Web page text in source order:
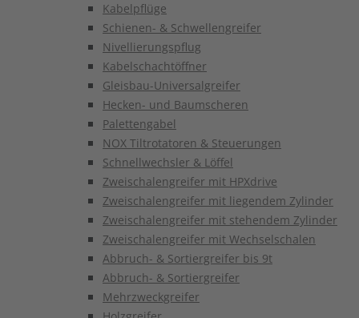
Kabelpflüge
Schienen- & Schwellengreifer
Nivellierungspflug
Kabelschachtöffner
Gleisbau-Universalgreifer
Hecken- und Baumscheren
Palettengabel
NOX Tiltrotatoren & Steuerungen
Schnellwechsler & Löffel
Zweischalengreifer mit HPXdrive
Zweischalengreifer mit liegendem Zylinder
Zweischalengreifer mit stehendem Zylinder
Zweischalengreifer mit Wechselschalen
Abbruch- & Sortiergreifer bis 9t
Abbruch- & Sortiergreifer
Mehrzweckgreifer